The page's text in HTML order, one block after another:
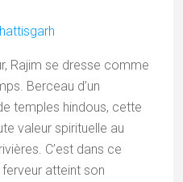
Rajim se dresse comme
Berceau d’un
temples hindous, cette
valeur spirituelle au
C’est dans ce
atteint son